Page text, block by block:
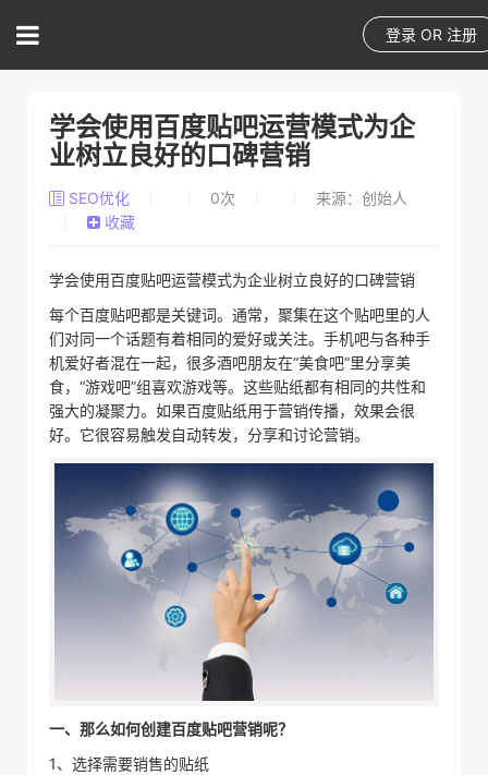
登录 OR 注册
学会使用百度贴吧运营模式为企
业树立良好的口碑营销
SEO优化 0次
来源：创始人
收藏
学会使用百度贴吧运营模式为企业树立良好的口碑营销
每个百度贴吧都是关键词。通常，聚集在这个贴吧里的人
们对同一个话题有着相同的爱好或关注。手机吧与各种手
机爱好者混在一起，很多酒吧朋友在“美食吧”里分享美
食，“游戏吧”组喜欢游戏等。这些贴纸都有相同的共性和
强大的凝聚力。如果百度贴纸用于营销传播，效果会很
好。它很容易触发自动转发，分享和讨论营销。
一、那么如何创建百度贴吧营销呢？
1、选择需要销售的贴纸